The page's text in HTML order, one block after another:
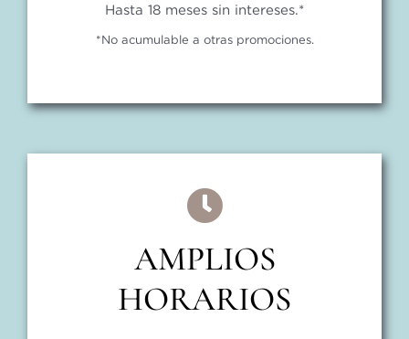
Hasta 18 meses sin intereses.*
*No acumulable a otras promociones.
AMPLIOS
HORARIOS